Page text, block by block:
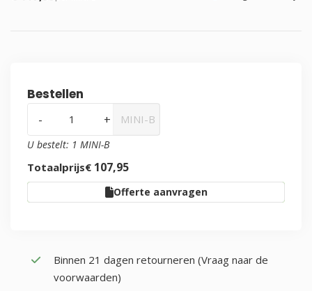
Bestellen
- + MINI-B
U bestelt: 1 MINI-B
Totaalprijs€ 107,95
Toevoegen aan kruiwagen
Offerte aanvragen
Binnen 21 dagen retourneren (Vraag naar de
voorwaarden)